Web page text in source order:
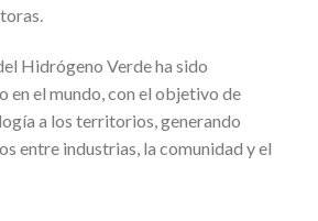
Hidrógeno Verde ha sido
en el mundo, con el objetivo de
a los territorios, generando
entre industrias, la comunidad y el